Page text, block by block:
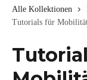
Alle Kollektionen
Tutorials für